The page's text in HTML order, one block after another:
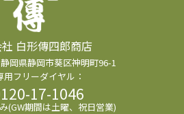
白形傳四郎商店
岡県静岡市葵区神明町96-1
用フリーダイヤル：
17-1046
(GW期間は土曜、祝日営業)